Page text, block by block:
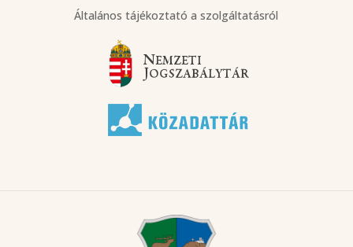
Általános tájékoztató a szolgáltatásról